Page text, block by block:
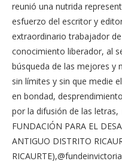
reunió una nutrida
esfuerzo del escritor y
extraordinario trabajador
conocimiento liberador, al
búsqueda de las mejores y
sin límites y sin que medie
en bondad,
por la difusión de las
FUNDACIÓN PARA EL
ANTIGUO DISTRITO